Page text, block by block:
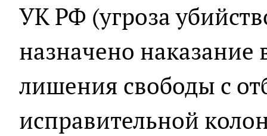
УК РФ (угроза
назначено наказание
лишения свободы с
исправительной